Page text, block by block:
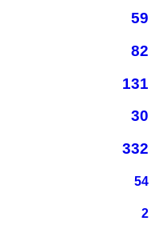
59
82
131
30
332
54
2